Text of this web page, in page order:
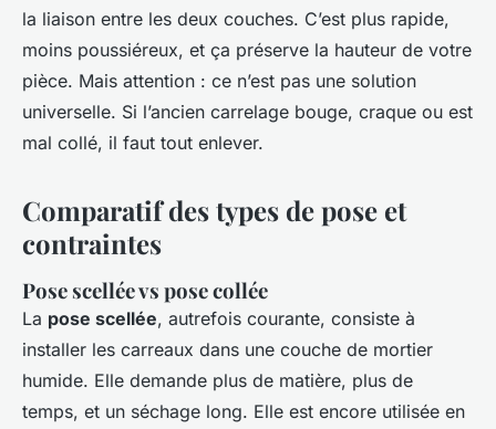
la liaison entre les deux couches. C’est plus rapide,
moins poussiéreux, et ça préserve la hauteur de votre
pièce. Mais attention : ce n’est pas une solution
universelle. Si l’ancien carrelage bouge, craque ou est
mal collé, il faut tout enlever.
Comparatif des types de pose et
contraintes
Pose scellée vs pose collée
La pose scellée, autrefois courante, consiste à
installer les carreaux dans une couche de mortier
humide. Elle demande plus de matière, plus de
temps, et un séchage long. Elle est encore utilisée en